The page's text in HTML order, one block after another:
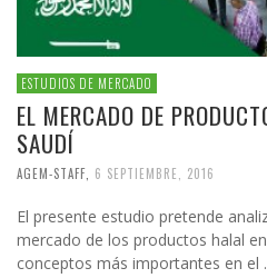
ESTUDIOS DE MERCADO
EL MERCADO DE
SAUDÍ
AGEM-STAFF 6 SEPTIEMBRE, 2016
El presente estudio pretende
mercado de los productos halal
conceptos más importantes en el